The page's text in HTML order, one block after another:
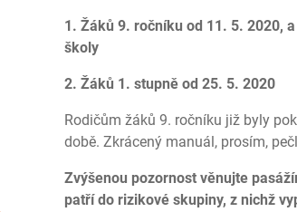
1. Žáků 9. ročníku od 11. 5. 2020,
školy
2. Žáků 1. stupně od 25. 5. 2020
Rodičům žáků 9. ročníku již byly
době. Zkrácený manuál, prosím,
Zvýšenou pozornost věnujte
patří do rizikové skupiny, z nichž